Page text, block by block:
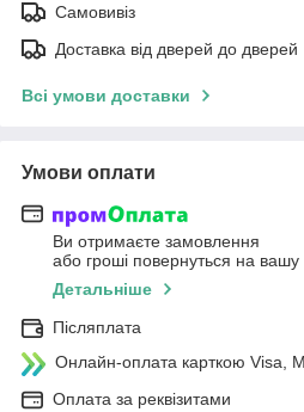
Самовивіз
Доставка від дверей до дверей
Всі умови доставки
Умови оплати
Ви отримаєте замовлення
або гроші повернуться на вашу
Детальніше
Післяплата
Онлайн-оплата карткою Visa,
Оплата за реквізитами